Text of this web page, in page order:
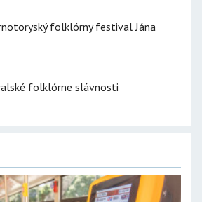
folklórny festival Jána
folklórne slávnosti